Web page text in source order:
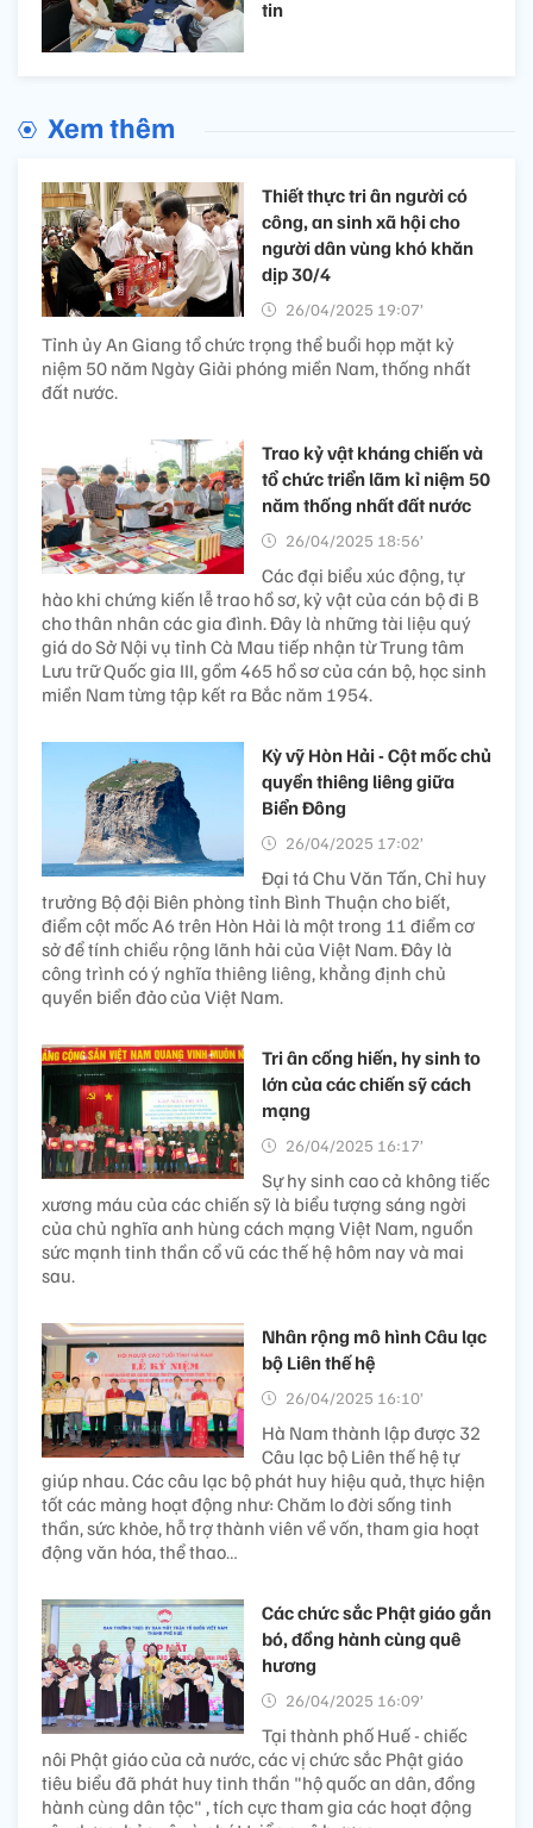
tin
Xem thêm
Thiết thực tri ân người có
công, an sinh xã hội cho
người dân vùng khó khăn
dịp 30/4
26/04/2025 19:07’
Tỉnh ủy An Giang tổ chức trọng thể buổi họp mặt kỷ
niệm 50 năm Ngày Giải phóng miền Nam, thống nhất
đất nước.
Trao kỷ vật kháng chiến và
tổ chức triển lãm kỉ niệm 50
năm thống nhất đất nước
26/04/2025 18:56’
Các đại biểu xúc động, tự
hào khi chứng kiến lễ trao hồ sơ, kỷ vật của cán bộ đi B
cho thân nhân các gia đình. Đây là những tài liệu quý
giá do Sở Nội vụ tỉnh Cà Mau tiếp nhận từ Trung tâm
Lưu trữ Quốc gia III, gồm 465 hồ sơ của cán bộ, học sinh
miền Nam từng tập kết ra Bắc năm 1954.
Kỳ vỹ Hòn Hải - Cột mốc chủ
quyền thiêng liêng giữa
Biển Đông
26/04/2025 17:02’
Đại tá Chu Văn Tấn, Chỉ huy
trưởng Bộ đội Biên phòng tỉnh Bình Thuận cho biết,
điểm cột mốc A6 trên Hòn Hải là một trong 11 điểm cơ
sở để tính chiều rộng lãnh hải của Việt Nam. Đây là
công trình có ý nghĩa thiêng liêng, khẳng định chủ
quyền biển đảo của Việt Nam.
Tri ân cống hiến, hy sinh to
lớn của các chiến sỹ cách
mạng
26/04/2025 16:17’
Sự hy sinh cao cả không tiếc
xương máu của các chiến sỹ là biểu tượng sáng ngời
của chủ nghĩa anh hùng cách mạng Việt Nam, nguồn
sức mạnh tinh thần cổ vũ các thế hệ hôm nay và mai
sau.
Nhân rộng mô hình Câu lạc
bộ Liên thế hệ
26/04/2025 16:10’
Hà Nam thành lập được 32
Câu lạc bộ Liên thế hệ tự
giúp nhau. Các câu lạc bộ phát huy hiệu quả, thực hiện
tốt các mảng hoạt động như: Chăm lo đời sống tinh
thần, sức khỏe, hỗ trợ thành viên về vốn, tham gia hoạt
động văn hóa, thể thao…
Các chức sắc Phật giáo gắn
bó, đồng hành cùng quê
hương
26/04/2025 16:09’
Tại thành phố Huế - chiếc
nôi Phật giáo của cả nước, các vị chức sắc Phật giáo
tiêu biểu đã phát huy tinh thần "hộ quốc an dân, đồng
hành cùng dân tộc" , tích cực tham gia các hoạt động